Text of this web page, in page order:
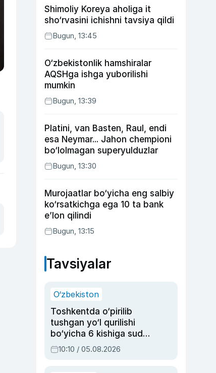
Shimoliy Koreya aholiga it
sho‘rvasini ichishni tavsiya qildi
Bugun, 13:45
O‘zbekistonlik hamshiralar
AQSHga ishga yuborilishi
mumkin
Bugun, 13:39
Platini, van Basten, Raul, endi
esa Neymar... Jahon chempioni
bo‘lolmagan superyulduzlar
Bugun, 13:30
Murojaatlar bo‘yicha eng salbiy
ko‘rsatkichga ega 10 ta bank
e’lon qilindi
Bugun, 13:15
Tavsiyalar
O‘zbekiston
Toshkentda o‘pirilib
tushgan yo‘l qurilishi
bo‘yicha 6 kishiga sud
hukmi o‘qildi
10:10 / 05.08.2026